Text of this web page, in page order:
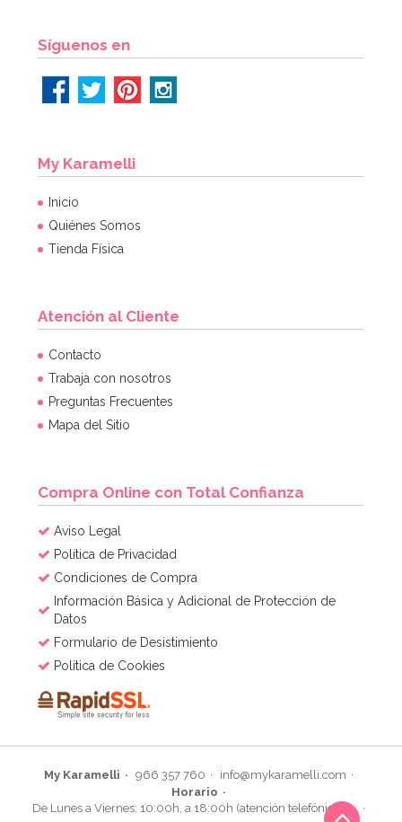
Síguenos en
My Karamelli
Inicio
Quiénes Somos
Tienda Física
Atención al Cliente
Contacto
Trabaja con nosotros
Preguntas Frecuentes
Mapa del Sitio
Compra Online con Total Confianza
Aviso Legal
Política de Privacidad
Condiciones de Compra
Información Básica y Adicional de Protección de
Datos
Formulario de Desistimiento
Política de Cookies
My Karamelli 966 357 760
info@mykaramelli.com
Horario
De Lunes a Viernes: 10:00h. a 18:00h (atención telefónica)